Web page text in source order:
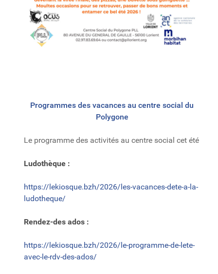
Programmes des vacances au centre social du
Polygone
Le programme des activités au centre social cet été
Ludothèque :
https://lekiosque.bzh/2026/les-vacances-dete-a-la-
ludotheque/
Rendez-des ados :
https://lekiosque.bzh/2026/le-programme-de-lete-
avec-le-rdv-des-ados/